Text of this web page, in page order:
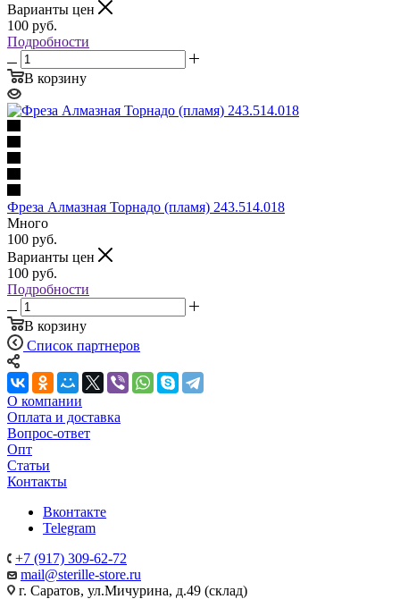
Варианты цен
100 руб.
Подробности
В корзину
Фреза Алмазная Торнадо (пламя) 243.514.018
Много
100 руб.
Варианты цен
100 руб.
Подробности
В корзину
Список партнеров
О компании
Оплата и доставка
Вопрос-ответ
Опт
Статьи
Контакты
Вконтакте
Telegram
+7 (917) 309-62-72
mail@sterille-store.ru
г. Саратов, ул.Мичурина, д.49 (склад)